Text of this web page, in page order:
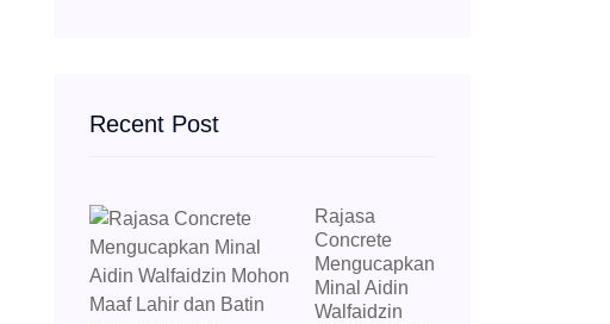
Recent Post
Rajasa
Concrete
Mengucapkan
Minal Aidin
Walfaidzin